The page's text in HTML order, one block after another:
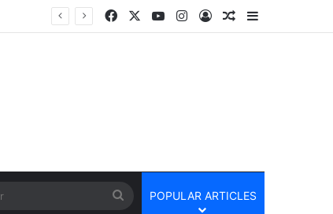
FacebookYouTubeInstagram
Log InRandom Article
Sidebar
SearchPOPULAR ARTICLES